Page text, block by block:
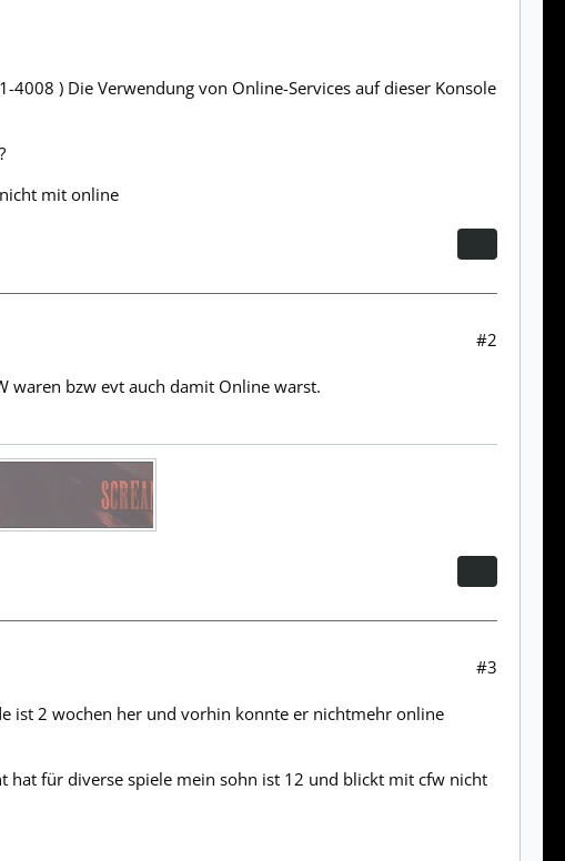
) Die Verwendung von Online-Services auf dieser Konsole
mit online
#2
waren bzw evt auch damit Online warst.
#3
ist 2 wochen her und vorhin konnte er nichtmehr online
hat für diverse spiele mein sohn ist 12 und blickt mit cfw nicht